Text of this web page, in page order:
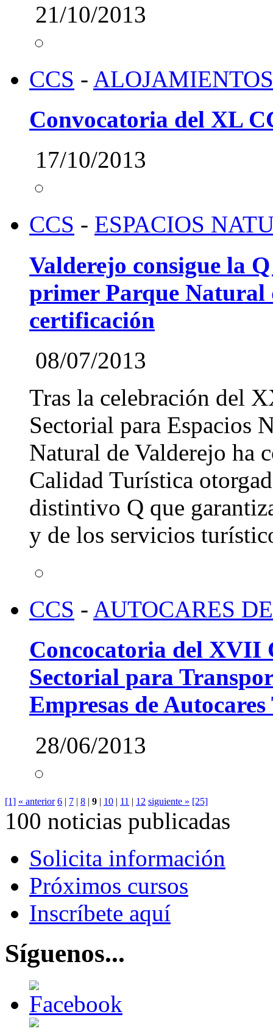
21/10/2013
CCS -
Convocatoria del XL
17/10/2013
CCS - ESPACIOS
Valderejo consigue la
primer Parque Natural
certificación
08/07/2013
Tras la celebración del
Sectorial para Espacios
Natural de Valderejo ha
Calidad Turística
distintivo Q que
y de los servicios
CCS - AUTOCARES
Concocatoria del XVII
Sectorial para
Empresas de
28/06/2013
[1] « anterior 6 | 7 | 8 | 9 | 10 | 11 | 12 siguiente » [25]
100 noticias publicadas
Solicita información
Próximos cursos
Inscríbete aquí
Síguenos...